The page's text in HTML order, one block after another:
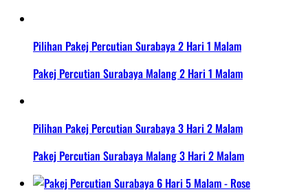
Pilihan Pakej Percutian Surabaya 2 Hari 1 Malam
Pakej Percutian Surabaya Malang 2 Hari 1 Malam
Pilihan Pakej Percutian Surabaya 3 Hari 2 Malam
Pakej Percutian Surabaya Malang 3 Hari 2 Malam